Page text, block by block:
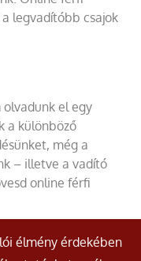
legvadítóbb csajok
el egy
a különböző
még a
– illetve a vadító
online férfi
élmény érdekében